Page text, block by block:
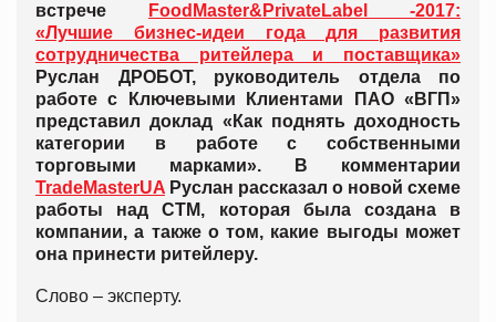
встрече
FoodMaster&PrivateLabel -2017:
«Лучшие бизнес-идеи года для развития
сотрудничества ритейлера и поставщика»
Руслан ДРОБОТ, руководитель отдела по
работе с Ключевыми Клиентами ПАО «ВГП»
представил доклад «Как поднять доходность
категории в работе с собственными
торговыми марками». В комментарии
TradeMasterUA Руслан рассказал о новой схеме
работы над СТМ, которая была создана в
компании, а также о том, какие выгоды может
она принести ритейлеру.
Слово – эксперту.